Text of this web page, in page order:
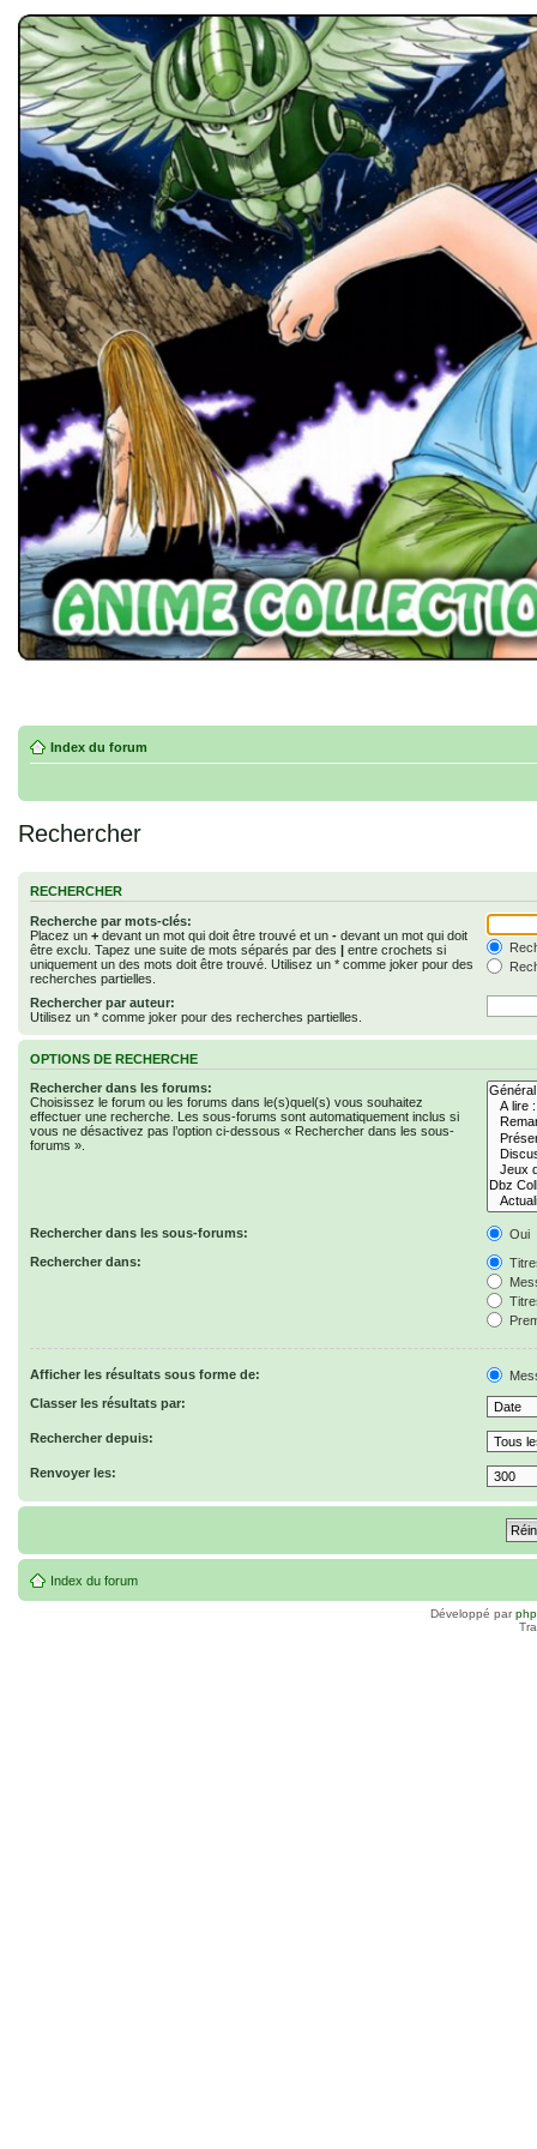
Index du forum
Rechercher
RECHERCHER
Recherche par mots-clés:
Placez un + devant un mot qui doit être trouvé et un - devant un mot qui doit
être exclu. Tapez une suite de mots séparés par des | entre crochets si
uniquement un des mots doit être trouvé. Utilisez un * comme joker pour des
recherches partielles.
Rechercher par auteur:
Utilisez un * comme joker pour des recherches partielles.
OPTIONS DE RECHERCHE
Rechercher dans les forums:
Choisissez le forum ou les forums dans le(s)quel(s) vous souhaitez
effectuer une recherche. Les sous-forums sont automatiquement inclus si
vous ne désactivez pas l’option ci-dessous « Rechercher dans les sous-
forums ».
Rechercher dans les sous-forums:
Oui
Rechercher dans:
Afficher les résultats sous forme de:
Classer les résultats par:
Rechercher depuis:
Renvoyer les:
Index du forum
Développé par